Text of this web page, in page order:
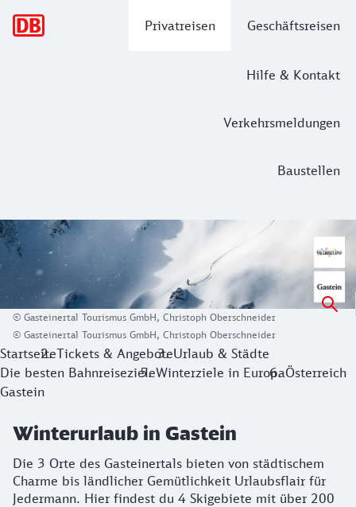
Privatreisen Geschäftsreisen
Hilfe & Kontakt
Verkehrsmeldungen
Baustellen
Winterurlaub in Gastein
Die 3 Orte des Gasteinertals bieten von städtischem
Direkt im Nationalpark Hohe Tauern in Sportgastein
Im Anschluss an einen sportlichen Tag bringst du die
© Gasteinertal Tourismus GmbH, Christoph Oberschneider
© Gasteinertal Tourismus GmbH, Christoph Oberschneider
StartseiteTickets & AngeboteUrlaub & Städte
Die besten BahnreisezieleWinterziele in EuropaÖsterreich
Gastein
Winterurlaub in Gastein
Die 3 Orte des Gasteinertals bieten von städtischem
Charme bis ländlicher Gemütlichkeit Urlaubsflair für
Jedermann. Hier findest du 4 Skigebiete mit über 200